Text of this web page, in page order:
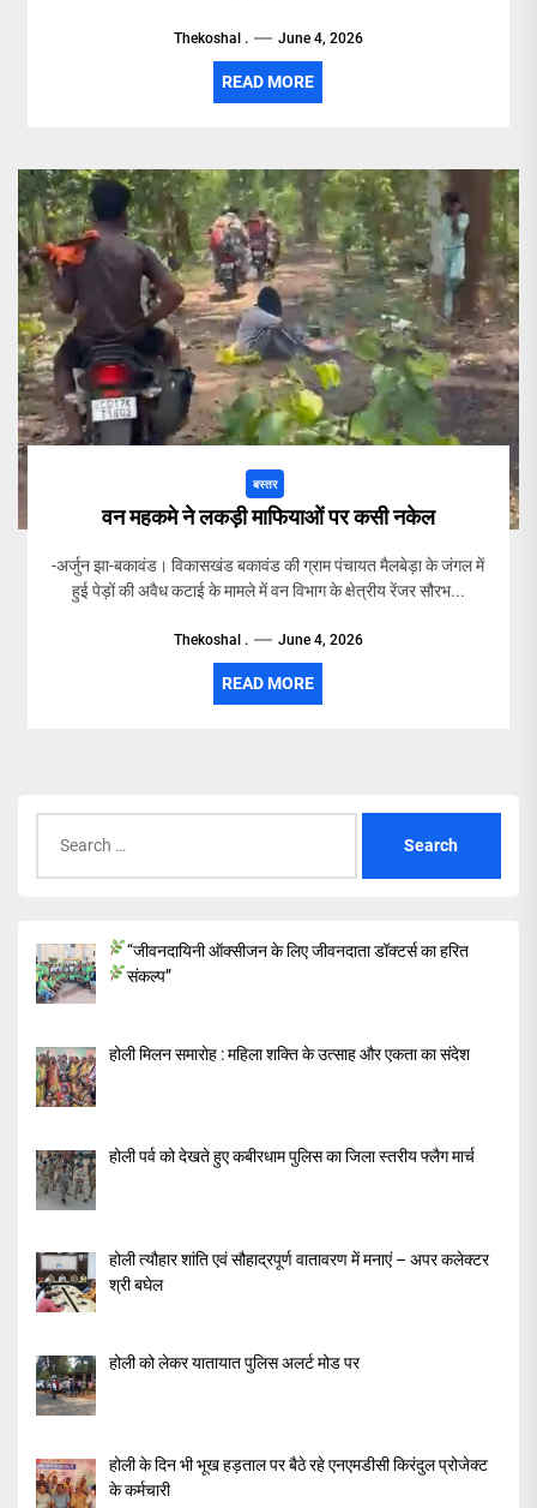
Thekoshal . June 4, 2026
READ MORE
बस्तर
वन महकमे ने लकड़ी माफियाओं पर कसी नकेल
-अर्जुन झा-बकावंड। विकासखंड बकावंड की ग्राम पंचायत मैलबेड़ा के जंगल में
हुई पेड़ों की अवैध कटाई के मामले में वन विभाग के क्षेत्रीय रेंजर सौरभ...
Thekoshal . June 4, 2026
READ MORE
for:
“जीवनदायिनी ऑक्सीजन के लिए जीवनदाता डॉक्टर्स का हरित
संकल्प”
होली मिलन समारोह : महिला शक्ति के उत्साह और एकता का संदेश
होली पर्व को देखते हुए कबीरधाम पुलिस का जिला स्तरीय फ्लैग मार्च
होली त्यौहार शांति एवं सौहाद्रपूर्ण वातावरण में मनाएं – अपर कलेक्टर
श्री बघेल
होली को लेकर यातायात पुलिस अलर्ट मोड पर
होली के दिन भी भूख हड़ताल पर बैठे रहे एनएमडीसी किरंदुल प्रोजेक्ट
के कर्मचारी